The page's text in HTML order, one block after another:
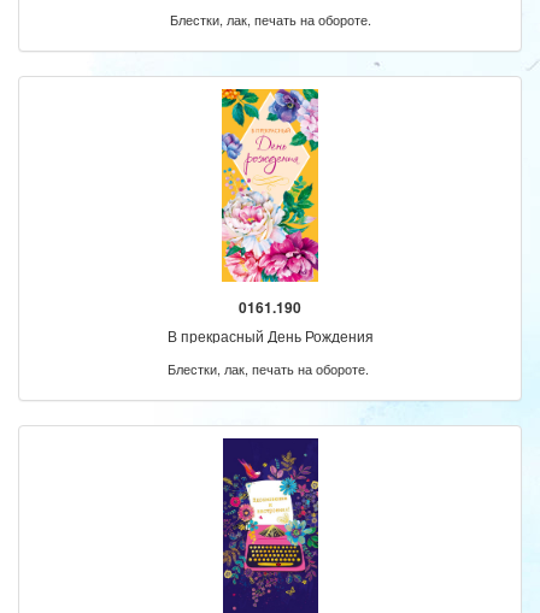
Блестки, лак, печать на обороте.
0161.190
В прекрасный День Рождения
Блестки, лак, печать на обороте.